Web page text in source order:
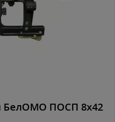
БелОМО ПОСП 8х42